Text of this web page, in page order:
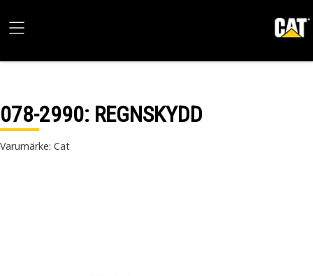
078-2990: REGNSKYDD
Varumärke: Cat